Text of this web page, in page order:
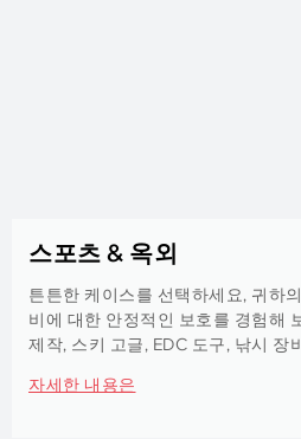
스포츠 & 옥외
튼튼한 케이스를 선택하세요, 귀하
비에 대한 안정적인 보호를 경험해
제작, 스키 고글, EDC 도구, 낚시 장
자세한 내용은